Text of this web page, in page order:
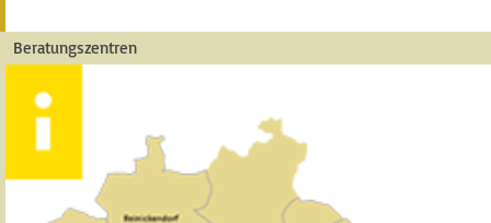
Beratungszentren